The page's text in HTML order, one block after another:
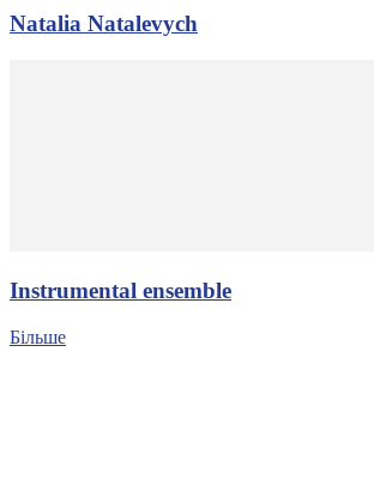
Natalia Natalevych
Іnstrumental ensemble
Більше